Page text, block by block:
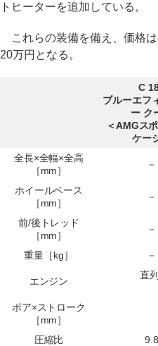
トヒーターを追加している。
これらの装備を備え、価格
20万円となる。
C
ブルーエフ
ー ク
＜AMGス
ケー
全長×全幅×全高
［mm］
－
ホイールベース
［mm］
－
前/後トレッド
［mm］
－
重量［kg］ －
エンジン
直
ボア×ストローク
［mm］
圧縮比 9.8